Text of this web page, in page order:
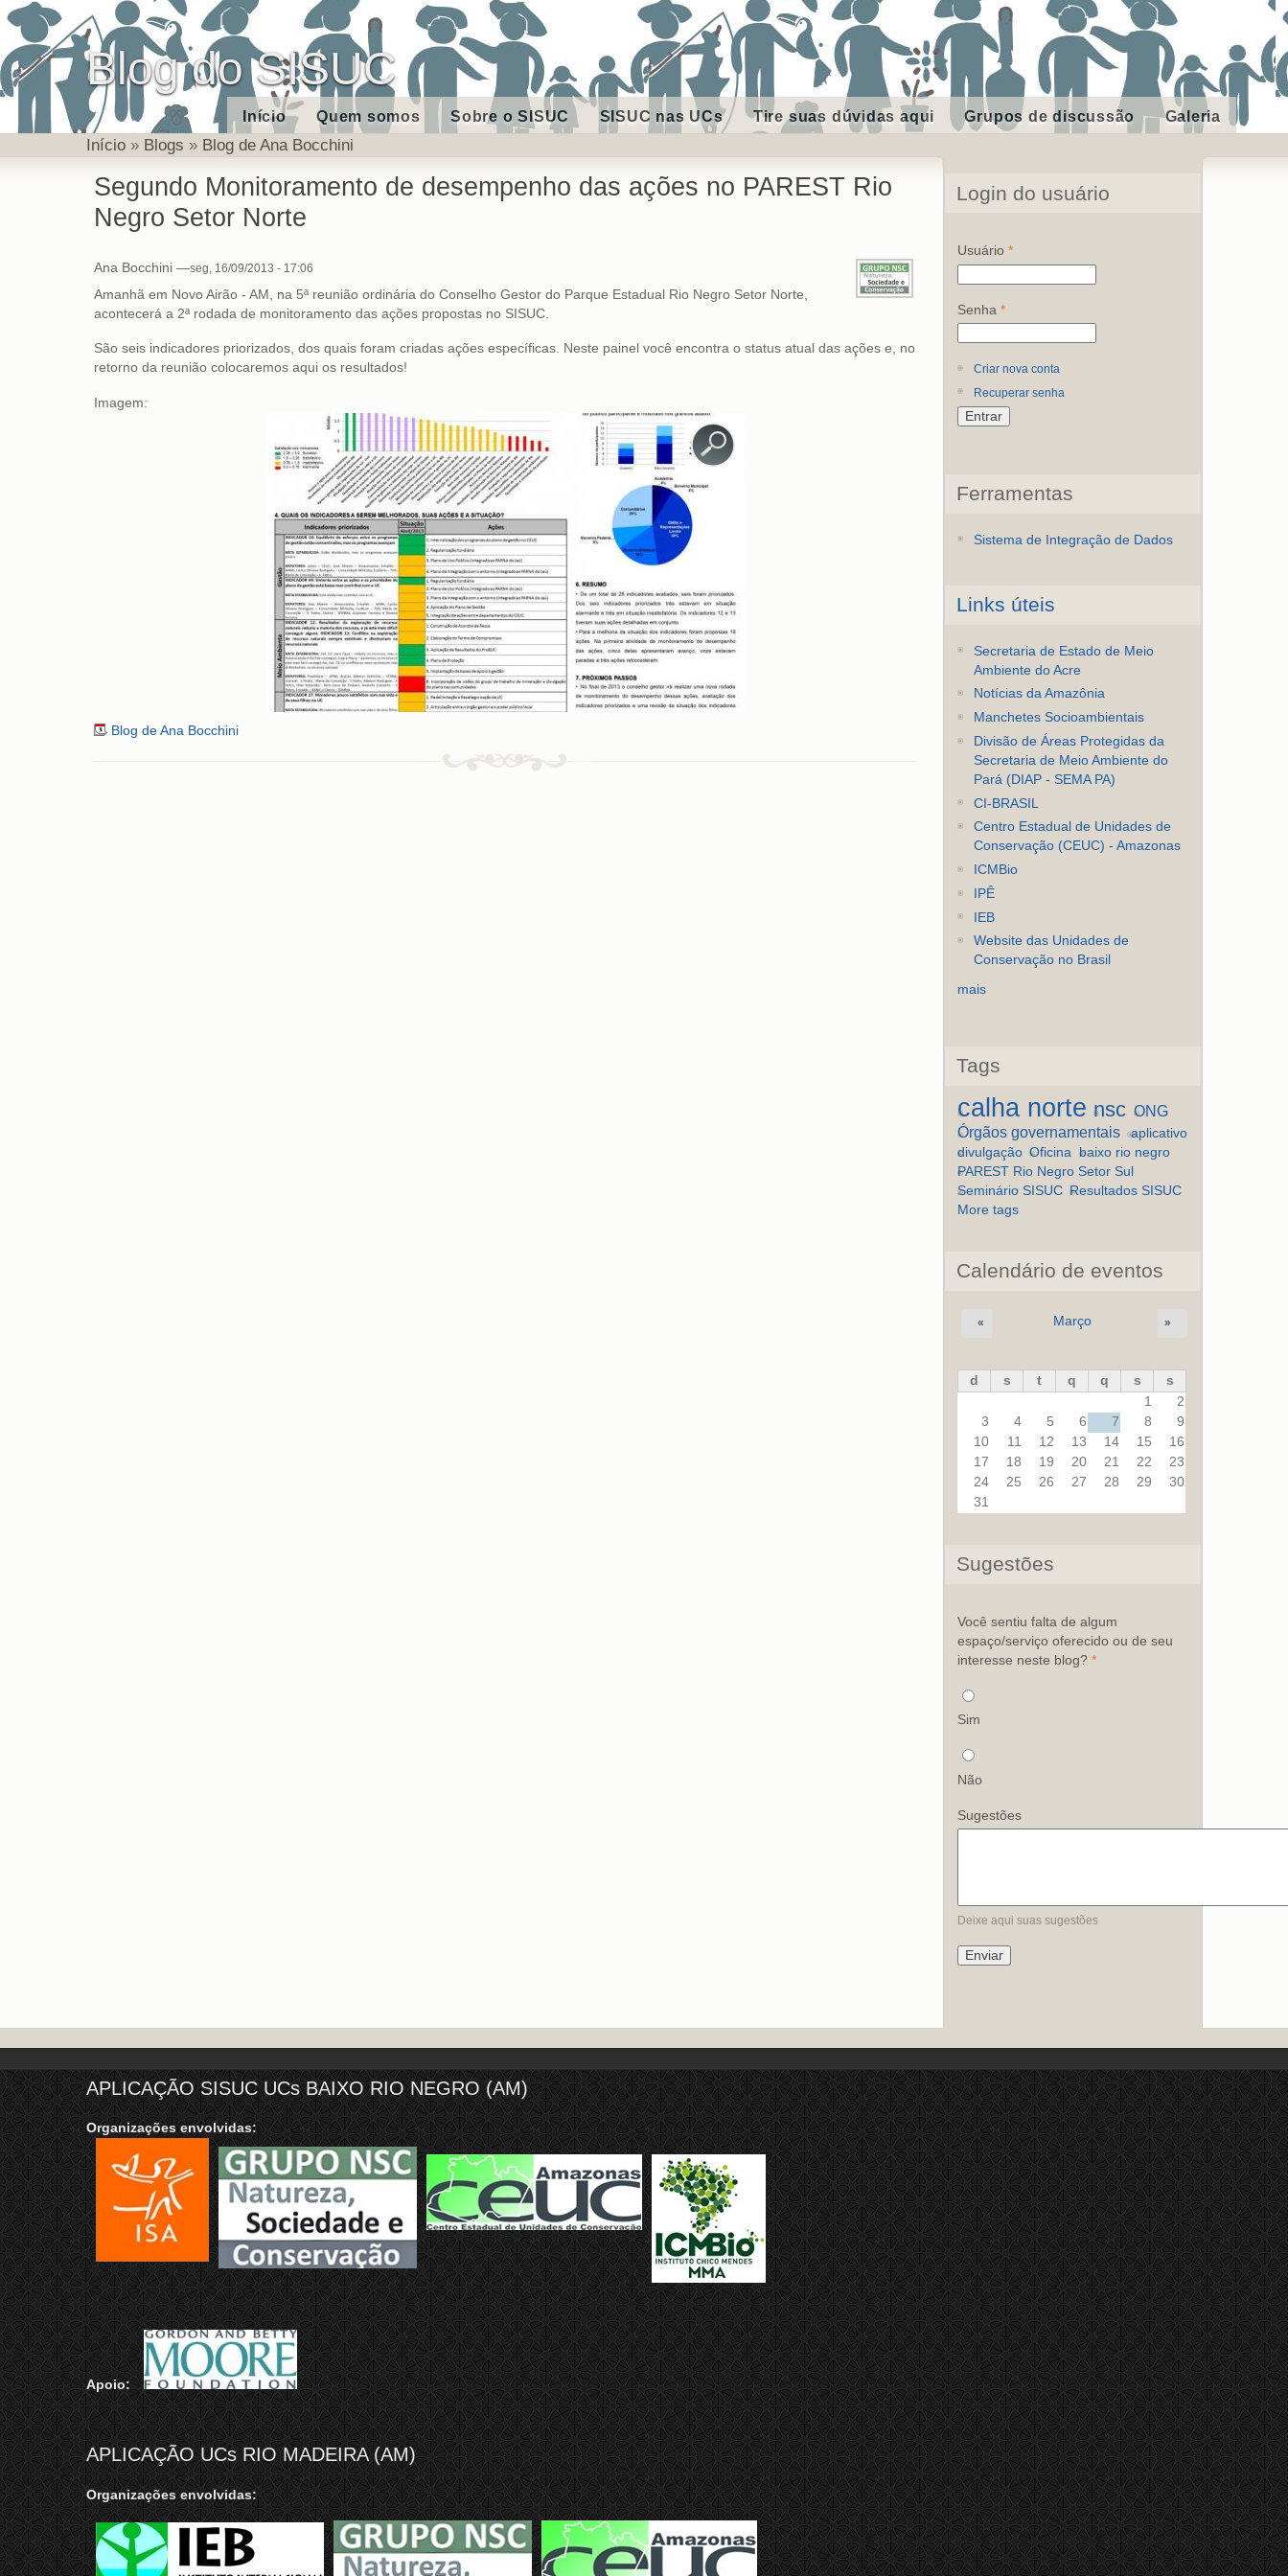
Blog do SISUC
Início Quem somos Sobre o SISUC SISUC nas UCs Tire suas dúvidas aqui Grupos de discussão Galeria
Início» Blogs » Blog de Ana Bocchini
Segundo Monitoramento de desempenho das ações no PAREST Rio
Negro Setor Norte
Ana Bocchini—seg, 16/09/2013 - 17:06
Amanhã em Novo Airão - AM, na 5ª reunião ordinária do Conselho Gestor do Parque Estadual Rio Negro Setor Norte,
acontecerá a 2ª rodada de monitoramento das ações propostas no SISUC.
São seis indicadores priorizados, dos quais foram criadas ações específicas. Neste painel você encontra o status atual das ações e, no
retorno da reunião colocaremos aqui os resultados!
Imagem:
Blog de Ana Bocchini
Login do usuário
Usuário*
Senha*
Criar nova conta
Recuperar senha
Ferramentas
Sistema de Integração de Dados
Links úteis
Secretaria de Estado de Meio
Ambiente do Acre
Notícias da Amazônia
Manchetes Socioambientais
Divisão de Áreas Protegidas da
Secretaria de Meio Ambiente do
Pará (DIAP - SEMA PA)
CI-BRASIL
Centro Estadual de Unidades de
Conservação (CEUC) - Amazonas
ICMBio
IPÊ
IEB
Website das Unidades de
Conservação no Brasil
mais
Tags
calha norte nsc ONG
Órgãos governamentais
aplicativo
divulgação Oficina baixo rio negro
PAREST Rio Negro Setor Sul
Seminário SISUC Resultados SISUC
More tags
Calendário de eventos
Março
« »
d s t q q s
s
1
2
3
4 5 6 7 8
9
10
11 12 13 14 15
16
17
18 19 20 21 22
23
24
25 26 27 28 29
30
31
Sugestões
Você sentiu falta de algum
espaço/serviço oferecido ou de seu
interesse neste blog?*
Sim
Não
Sugestões
Deixe aqui suas sugestões
APLICAÇÃO SISUC UCs BAIXO RIO NEGRO (AM)
Organizações envolvidas:
Apoio:
APLICAÇÃO UCs RIO MADEIRA (AM)
Organizações envolvidas: